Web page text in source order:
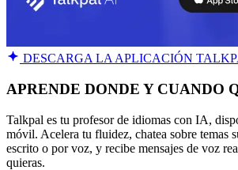
DESCARGA LA APLICACIÓN
APRENDE DONDE Y CUANDO
Talkpal es tu profesor de idiomas con IA,
móvil. Acelera tu fluidez, chatea sobre temas
escrito o por voz, y recibe mensajes de voz
quieras.